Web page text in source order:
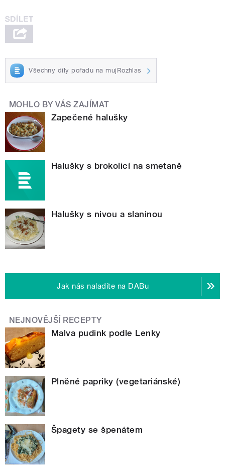
Všechny díly pořadu na mujRozhlas
MOHLO BY VÁS ZAJÍMAT
Zapečené halušky
Halušky s brokolicí na smetaně
Halušky s nivou a slaninou
Jak nás naladíte na DABu
NEJNOVĚJŠÍ RECEPTY
Malva pudink podle Lenky
Plněné papriky (vegetariánské)
Špagety se špenátem